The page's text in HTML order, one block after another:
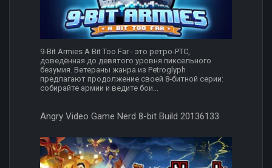
9-Bit Armies A Bit Too Far - это ретро-РТС,
доведённая до девятого уровня пиксельного
безумия. Ветераны жанра из Petroglyph
предлагают продолжение своей 8‑битной серии:
собирайте армии и ведите бои...
Angry Video Game Nerd 8-bit Build 20136133